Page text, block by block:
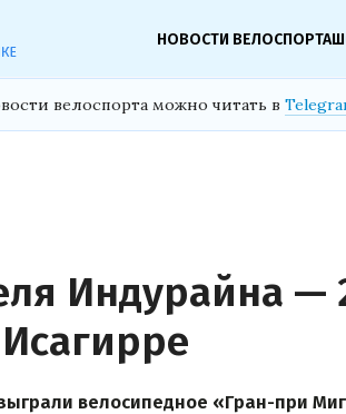
НОВОСТИ ВЕЛОСПОРТА
велоспорта можно читать в
Индурайна —
велосипедное «Гран-при